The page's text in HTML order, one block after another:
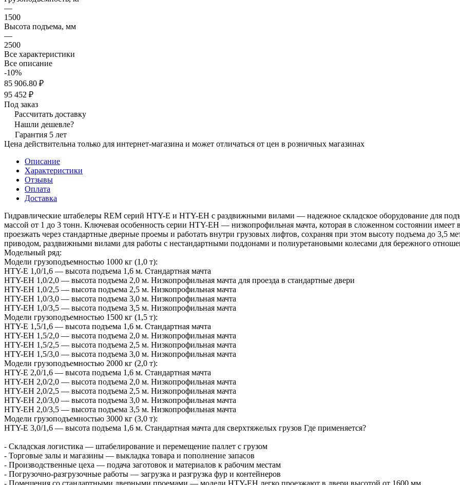
—
1500
Высота подъема, мм
—
2500
Все характеристики
Все описание
-10%
85 906.80 ₽
95 452 ₽
Под заказ
Рассчитать доставку
Нашли дешевле?
Гарантия 5 лет
Цена действительна только для интернет-магазина и может отличаться от цен в розничных магазинах
Описание
Характеристики
Отзывы
Оплата
Доставка
Гидравлические штабелеры REM серий HTY-E и HTY-EH с раздвижными вилами — надежное складское оборудование для
массой от 1 до 3 тонн. Ключевая особенность серии HTY-EH — низкопрофильная мачта, которая в сложенном состоянии имеет
проезжать через стандартные дверные проемы и работать внутри грузовых лифтов, сохраняя при этом высоту подъема до
приводом, раздвижными вилами для работы с нестандартными поддонами и полиуретановыми колесами для бережного
Модельный ряд:
Модели грузоподъемностью 1000 кг (1,0 т):
HTY-E 1,0/1,6 — высота подъема 1,6 м. Стандартная мачта
HTY-EH 1,0/2,0 — высота подъема 2,0 м. Низкопрофильная мачта для проезда в стандартные двери
HTY-EH 1,0/2,5 — высота подъема 2,5 м. Низкопрофильная мачта
HTY-EH 1,0/3,0 — высота подъема 3,0 м. Низкопрофильная мачта
HTY-EH 1,0/3,5 — высота подъема 3,5 м. Низкопрофильная мачта
Модели грузоподъемностью 1500 кг (1,5 т):
HTY-E 1,5/1,6 — высота подъема 1,6 м. Стандартная мачта
HTY-EH 1,5/2,0 — высота подъема 2,0 м. Низкопрофильная мачта
HTY-EH 1,5/2,5 — высота подъема 2,5 м. Низкопрофильная мачта
HTY-EH 1,5/3,0 — высота подъема 3,0 м. Низкопрофильная мачта
Модели грузоподъемностью 2000 кг (2,0 т):
HTY-E 2,0/1,6 — высота подъема 1,6 м. Стандартная мачта
HTY-EH 2,0/2,0 — высота подъема 2,0 м. Низкопрофильная мачта
HTY-EH 2,0/2,5 — высота подъема 2,5 м. Низкопрофильная мачта
HTY-EH 2,0/3,0 — высота подъема 3,0 м. Низкопрофильная мачта
HTY-EH 2,0/3,5 — высота подъема 3,5 м. Низкопрофильная мачта
Модели грузоподъемностью 3000 кг (3,0 т):
HTY-E 3,0/1,6 — высота подъема 1,6 м. Стандартная мачта для сверхтяжелых грузов Где применяется?
- Складская логистика — штабелирование и перемещение паллет с грузом
- Торговые залы и магазины — выкладка товара и пополнение запасов
- Производственные цеха — подача заготовок и материалов к рабочим местам
- Погрузочно-разгрузочные работы — загрузка и разгрузка фур и контейнеров
- Помещения со стандартными дверными проемами — модели HTY-EH легко проезжают в двери высотой от 1600 мм